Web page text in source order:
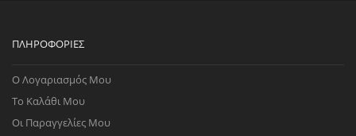
ΠΛΗΡΟΦΟΡΊΕΣ
Ο Λογαριασμός Μου
Το Καλάθι Μου
Οι Παραγγελίες Μου